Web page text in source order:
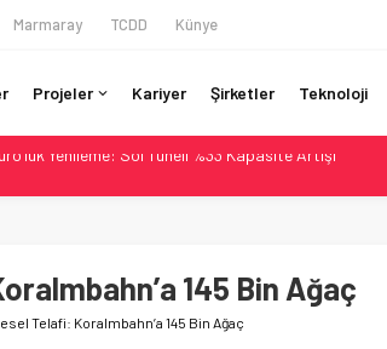
Marmaray TCDD Künye
Projeler Kariyer Şirketler Teknoloji
Ulusal Hedef 730 km’ye Düştü
Šumava Seferlerine Çıkarıyor
Bin Rupiye Özel Vagonda Puja
Yenileme: Sol Tüneli %33 Kapasite Artışı
145 Bin Ağaç
Telafi: Koralmbahn’a 145 Bin Ağaç